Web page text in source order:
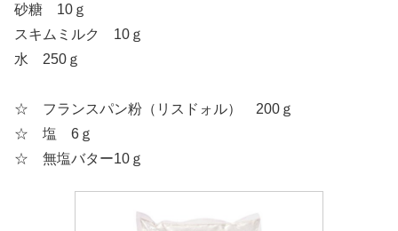
砂糖 10ｇ
スキムミルク 10ｇ
水 250ｇ
☆ フランスパン粉（リスドォル） 200ｇ
☆ 塩 6ｇ
☆ 無塩バター10ｇ